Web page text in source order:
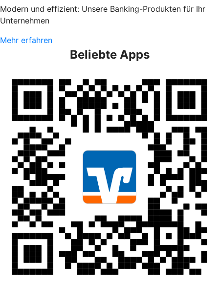
Modern und effizient: Unsere Banking-Produkten für Ihr
Unternehmen
Mehr erfahren
Beliebte Apps